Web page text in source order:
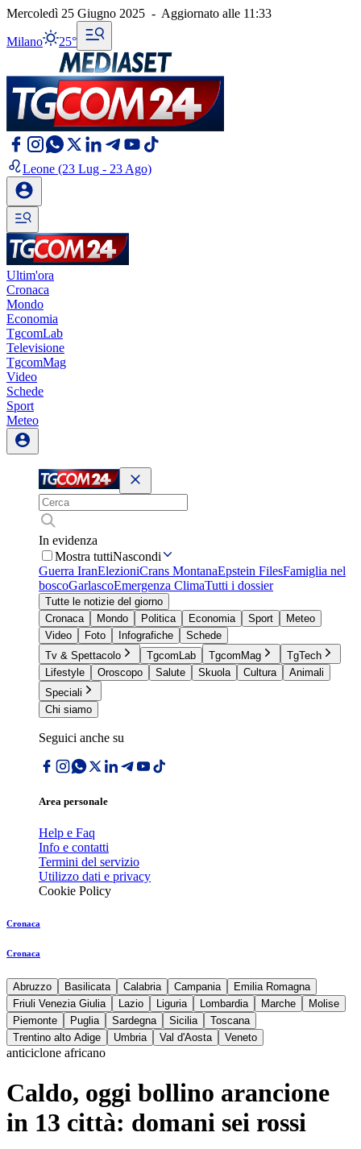
Mercoledì 25 Giugno 2025 - Aggiornato alle 11:33
Milano 25°
Leone (23 Lug - 23 Ago)
Ultim'ora
Cronaca
Mondo
Economia
TgcomLab
Televisione
TgcomMag
Video
Schede
Sport
Meteo
In evidenza
Mostra tuttiNascondi
Guerra IranElezioniCrans MontanaEpstein FilesFamiglia nel
boscoGarlascoEmergenza ClimaTutti i dossier
Tutte le notizie del giorno
Cronaca
Mondo Politica Economia Sport
Meteo
Video
Foto Infografiche
Schede
Tv & Spettacolo
TgcomLab TgcomMag
TgTech
Lifestyle
Oroscopo Salute Skuola Cultura
Animali
Speciali
Chi siamo
Seguici anche su
Area personale
Help e Faq
Info e contatti
Termini del servizio
Utilizzo dati e privacy
Cookie Policy
Cronaca
Cronaca
Abruzzo Basilicata Calabria Campania
Emilia Romagna
Friuli Venezia Giulia
Lazio Liguria Lombardia Marche
Molise
Piemonte
Puglia Sardegna Sicilia
Toscana
Trentino alto Adige
Umbria Val d'Aosta Veneto
anticiclone africano
Caldo, oggi bollino arancione
in 13 città: domani sei rossi